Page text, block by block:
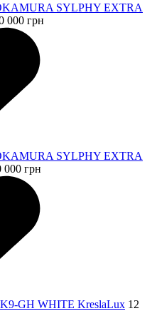
SYLPHY EXTRA
000 грн
SYLPHY EXTRA
000 грн
GH WHITE KreslaLux 12